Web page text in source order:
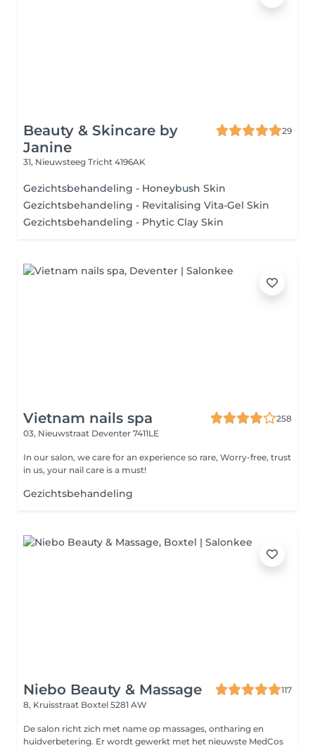
Beauty & Skincare by
Janine
29
31, Nieuwsteeg Tricht 4196AK
Gezichtsbehandeling - Honeybush Skin
Gezichtsbehandeling - Revitalising Vita-Gel Skin
Gezichtsbehandeling - Phytic Clay Skin
Vietnam nails spa
258
03, Nieuwstraat Deventer 7411LE
In our salon, we care for an experience so rare, Worry-free, trust
in us, your nail care is a must!
Gezichtsbehandeling
Niebo Beauty & Massage
117
8, Kruisstraat Boxtel 5281 AW
De salon richt zich met name op massages, ontharing en
huidverbetering. Er wordt gewerkt met het nieuwste MedCos